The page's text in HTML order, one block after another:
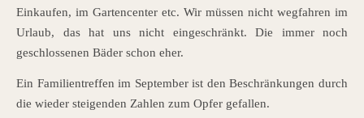
Einkaufen, im Gartencenter etc. Wir müssen nicht wegfahren im
Urlaub, das hat uns nicht eingeschränkt. Die immer noch
geschlossenen Bäder schon eher.
Ein Familientreffen im September ist den Beschränkungen durch
die wieder steigenden Zahlen zum Opfer gefallen.